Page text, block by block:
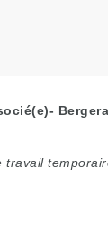
travail